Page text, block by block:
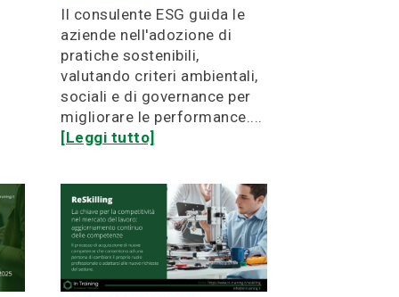
Il consulente ESG guida le
aziende nell'adozione di
pratiche sostenibili,
valutando criteri ambientali,
sociali e di governance per
migliorare le performance....
[Leggi tutto]